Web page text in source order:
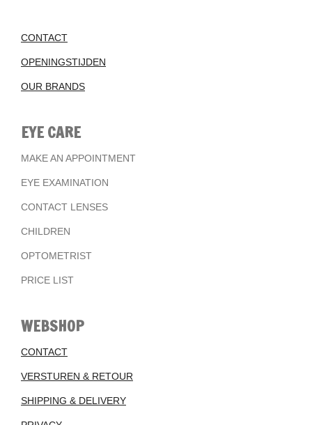
CONTACT
OPENINGSTIJDEN
OUR BRANDS
EYE CARE
MAKE AN APPOINTMENT
EYE EXAMINATION
CONTACT LENSES
CHILDREN
OPTOMETRIST
PRICE LIST
WEBSHOP
CONTACT
VERSTUREN & RETOUR
SHIPPING & DELIVERY